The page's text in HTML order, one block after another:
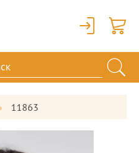
Вход
11863
Фотографии
товара